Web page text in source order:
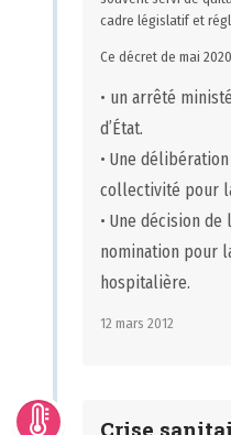
cadre législatif et
Ce décret de mai
• un arrêté
d’État.
• Une
collectivité pour
• Une décision
nomination pour
hospitalière.
12 mars 2012
Crise